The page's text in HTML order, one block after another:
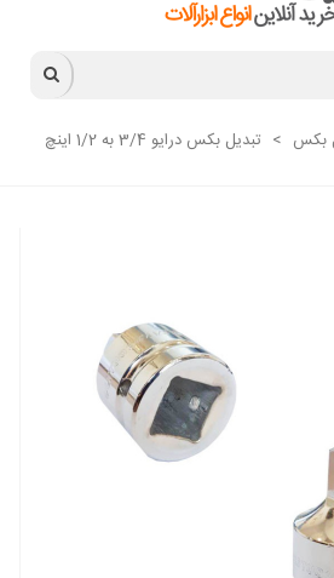
بکس >
تبدیل بکس درایو 3/4 به 1/2 اینچ